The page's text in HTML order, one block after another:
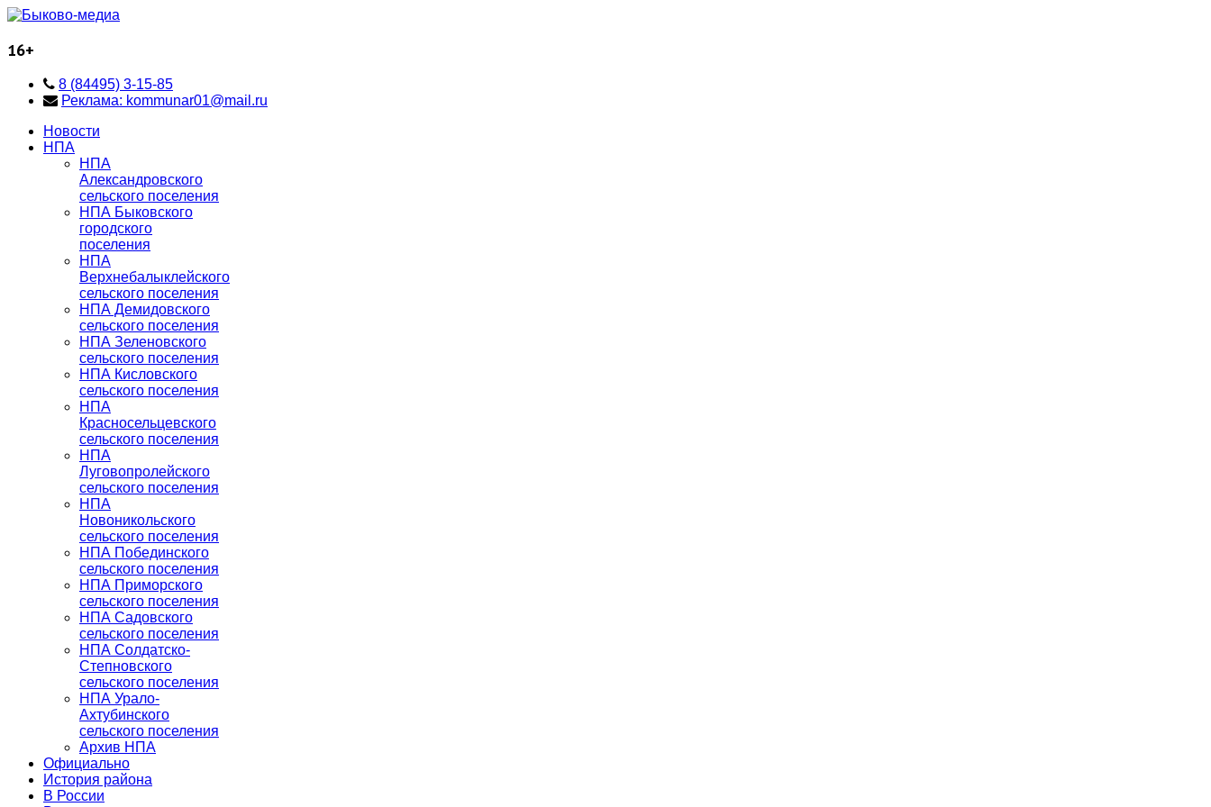
16+
8 (84495) 3-15-85
Реклама: kommunar01@mail.ru
Новости
НПА
НПА
Александровского
сельского поселения
НПА Быковского
городского
поселения
НПА
Верхнебалыклейского
сельского поселения
НПА Демидовского
сельского поселения
НПА Зеленовского
сельского поселения
НПА Кисловского
сельского поселения
НПА
Красносельцевского
сельского поселения
НПА
Луговопролейского
сельского поселения
НПА
Новоникольского
сельского поселения
НПА Побединского
сельского поселения
НПА Приморского
сельского поселения
НПА Садовского
сельского поселения
НПА Солдатско-
Степновского
сельского поселения
НПА Урало-
Ахтубинского
сельского поселения
Архив НПА
Официально
История района
В России